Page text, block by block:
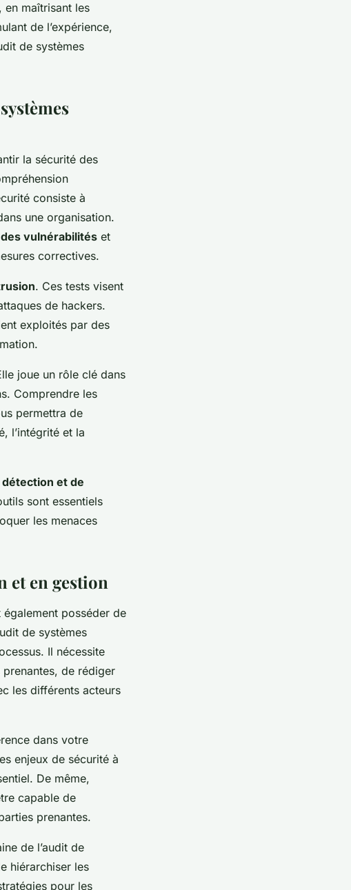
en maîtrisant les
de l’expérience,
de systèmes
la sécurité des
consiste à
une organisation.
vulnérabilités et
correctives.
. Ces tests visent
de hackers.
exploités par des
joue un rôle clé dans
Comprendre les
permettra de
l’intégrité et la
et de
sont essentiels
les menaces
et en gestion
posséder de
de systèmes
Il nécessite
prenantes, de rédiger
les différents acteurs
dans votre
enjeux de sécurité à
De même,
capable de
prenantes.
de l’audit de
hiérarchiser les
pour les